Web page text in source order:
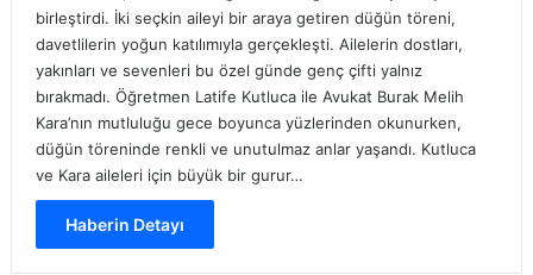
birleştirdi. İki seçkin aileyi bir araya getiren düğün töreni,
davetlilerin yoğun katılımıyla gerçekleşti. Ailelerin dostları,
yakınları ve sevenleri bu özel günde genç çifti yalnız
bırakmadı. Öğretmen Latife Kutluca ile Avukat Burak Melih
Kara’nın mutluluğu gece boyunca yüzlerinden okunurken,
düğün töreninde renkli ve unutulmaz anlar yaşandı. Kutluca
ve Kara aileleri için büyük bir gurur…
Haberin Detayı